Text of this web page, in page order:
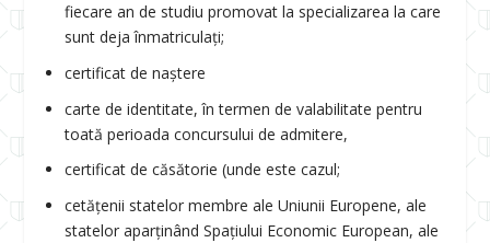
fiecare an de studiu promovat la specializarea la care
sunt deja înmatriculați;
certificat de naștere
carte de identitate, în termen de valabilitate pentru
toată perioada concursului de admitere,
certificat de căsătorie (unde este cazul;
cetățenii statelor membre ale Uniunii Europene, ale
statelor aparținând Spațiului Economic European, ale